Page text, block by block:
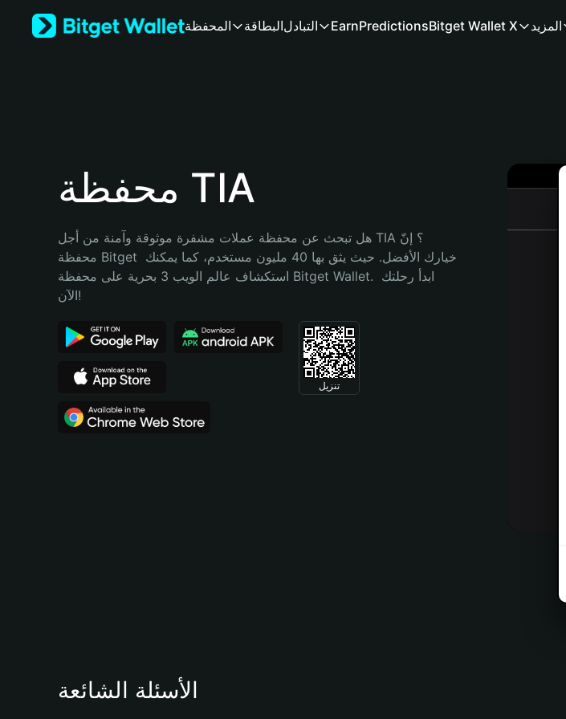
Bahasa Indonesia
Português (Brasil)
المحفظة البطاقةالتبادل EarnPredictionsBitget Wallet X المزيد
محفظة TIA
هل تبحث عن محفظة عملات مشفرة موثوقة وآمنة من أجل TIA؟ إنّ
محفظة Bitget خيارك الأفضل. حيث يثق بها 40 مليون مستخدم، كما يمكنك
استكشاف عالم الويب 3 بحرية على محفظة Bitget Wallet. ابدأ رحلتك
الآن!
تنزيل
الأسئلة الشائعة